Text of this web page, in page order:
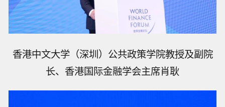
香港中文大学（深圳）公共政策学院教授及副院
长、香港国际金融学会主席肖耿